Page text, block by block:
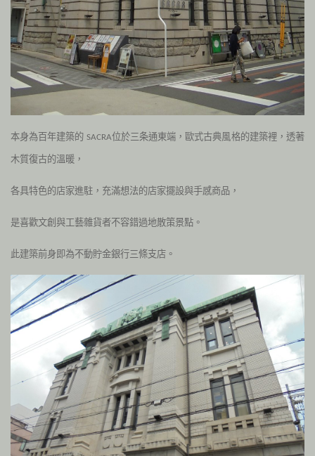
本身為百年建築的 SACRA位於三条通東端，歐式古典風格的建築裡，透著
木質復古的溫暖，
各具特色的店家進駐，充滿想法的店家擺設與手感商品，
是喜歡文創與工藝雜貨者不容錯過地散策景點。
此建築前身即為不動貯金銀行三條支店。